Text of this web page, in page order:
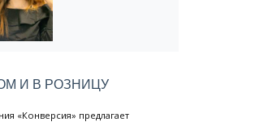
И В РОЗНИЦУ
«Конверсия» предлагает